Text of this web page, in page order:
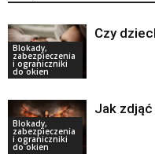
Blokady,
zabezpieczenia
i ograniczniki
do okien
Czy
Blokady,
zabezpieczenia
i ograniczniki
do okien
Jak zdjąć